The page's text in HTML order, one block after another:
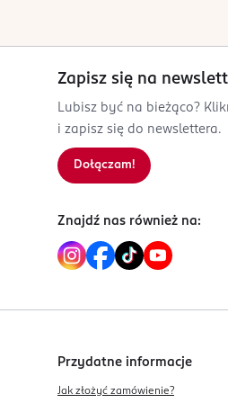
Zapisz się na
Lubisz być na bieżąco?
i zapisz się do newslettera.
Dołączam!
Znajdź nas również na:
Przydatne informacje
Jak złożyć zamówienie?